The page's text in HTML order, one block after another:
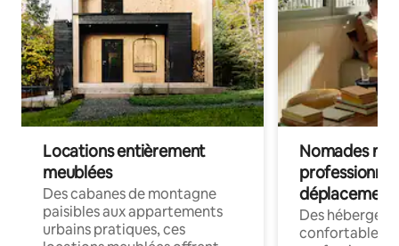
Locations entièrement
meublées
Des cabanes de montagne
paisibles aux appartements
urbains pratiques, ces
Nomades
déplacement
Des
confortables